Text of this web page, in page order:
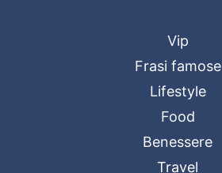
Vip
Frasi famose
Lifestyle
Food
Benessere
Travel